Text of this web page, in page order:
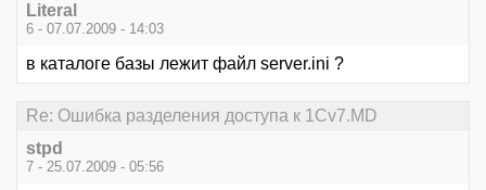
Literal
6 - 07.07.2009 - 14:03
в каталоге базы лежит файл server.ini ?
Re: Ошибка разделения доступа к 1Cv7.MD
stpd
7 - 25.07.2009 - 05:56